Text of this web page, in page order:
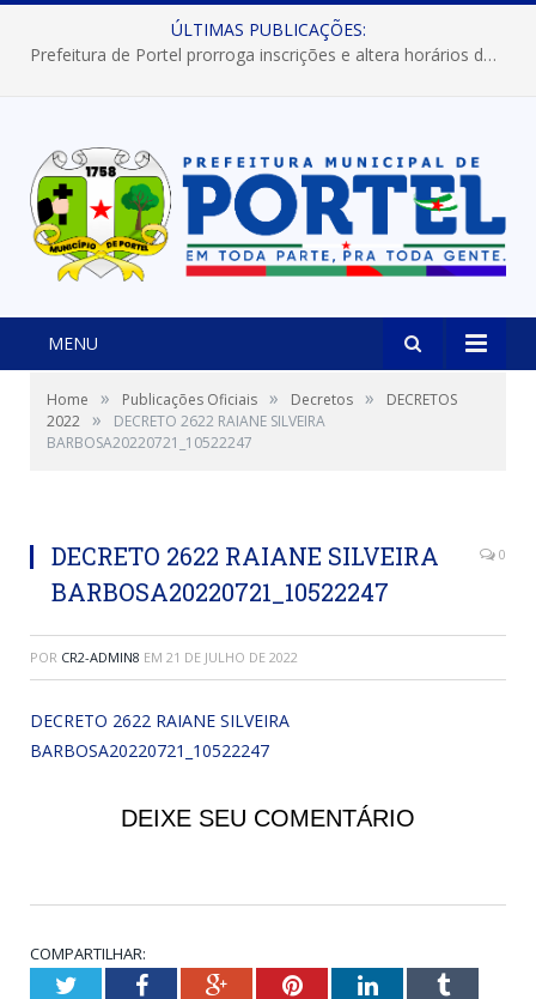
ÚLTIMAS PUBLICAÇÕES:
Prefeitura de Portel prorroga inscrições e altera horários dos concursos “Musa” e “Miss Mix Verão 2026”
MENU
Home » Publicações Oficiais » Decretos »
DECRETOS
2022 »
DECRETO 2622 RAIANE SILVEIRA
BARBOSA20220721_10522247
DECRETO 2622 RAIANE SILVEIRA
BARBOSA20220721_10522247
0
POR CR2-ADMIN8 EM 21 DE JULHO DE 2022
DECRETO 2622 RAIANE SILVEIRA
BARBOSA20220721_10522247
DEIXE SEU COMENTÁRIO
COMPARTILHAR:
TwitterFacebookGoogle+PinterestLinkedInTumblr